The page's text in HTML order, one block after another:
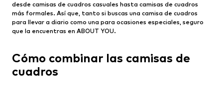
desde camisas de cuadros casuales hasta camisas de cuadros
más formales. Así que, tanto si buscas una camisa de cuadros
para llevar a diario como una para ocasiones especiales, seguro
que la encuentras en ABOUT YOU.
Cómo combinar las camisas de
cuadros